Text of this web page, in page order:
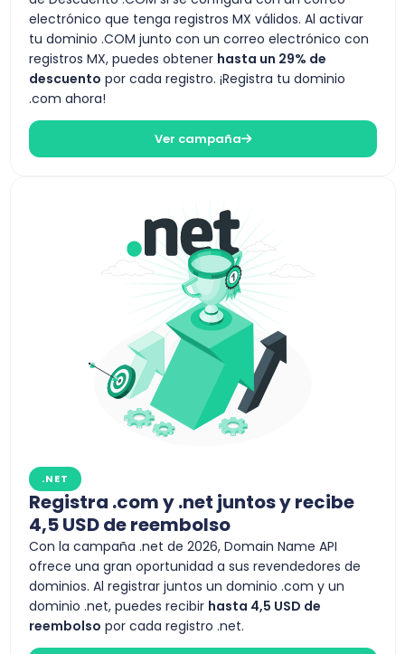
electrónico que tenga registros MX válidos. Al activar
tu dominio .COM junto con un correo electrónico con
registros MX, puedes obtener hasta un 29% de
descuento por cada registro. ¡Registra tu dominio
.com ahora!
Ver campaña
.NET
Registra .com y .net juntos y recibe
4,5 USD de reembolso
Con la campaña .net de 2026, Domain Name API
ofrece una gran oportunidad a sus revendedores de
dominios. Al registrar juntos un dominio .com y un
dominio .net, puedes recibir hasta 4,5 USD de
reembolso por cada registro .net.